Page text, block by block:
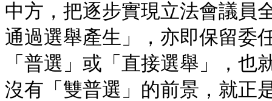
中方，把逐步實現立法會議員
通過選舉產生」，亦即保留委
「普選」或「直接選舉」，
沒有「雙普選」的前景，就正